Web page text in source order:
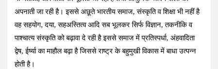
अपनाती जा रही है। इससे अछूते भारतीय समाज, संस्कृति व शिक्षा भी नहीं है
वह सहयोग, दया, सहअस्तित्व आदि सब भूलकर सिर्फ विज्ञान, तकनीकि व
पाश्चात्य संस्कृति को बढ़ावा दे रही है इससे समाज में प्रतिस्पर्धा, अंहवादिता
द्वेष, ईर्ष्या का माहौल बढ़ा है जिससे राष्ट्र के बहुमुखी विकास में बाधा उत्पन्न
होती है।